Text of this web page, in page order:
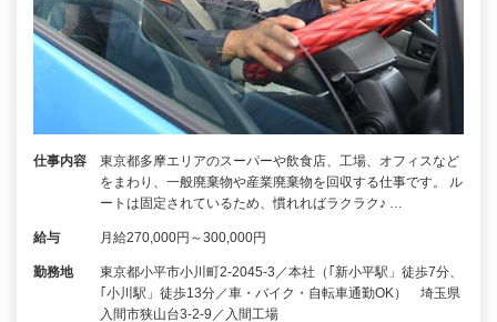
仕事内容
東京都多摩エリアのスーパーや飲食店、工場、オフィスなど
をまわり、一般廃棄物や産業廃棄物を回収する仕事です。 ル
ートは固定されているため、慣れればラクラク♪ …
給与 月給270,000円～300,000円
勤務地
東京都小平市小川町2-2045-3／本社（｢新小平駅」徒歩7分、
｢小川駅」徒歩13分／車・バイク・自転車通勤OK） 埼玉県
入間市狭山台3-2-9／入間工場